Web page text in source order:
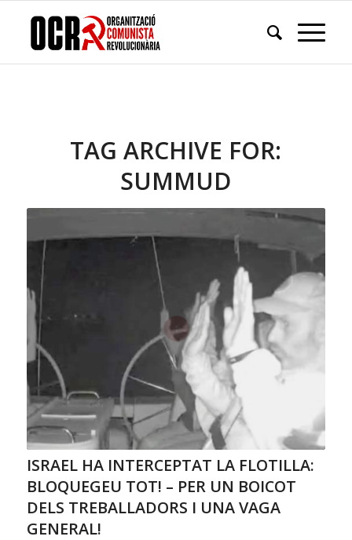
TAG ARCHIVE FOR:
SUMMUD
ISRAEL HA INTERCEPTAT LA FLOTILLA:
BLOQUEGEU TOT! – PER UN BOICOT
DELS TREBALLADORS I UNA VAGA
GENERAL!